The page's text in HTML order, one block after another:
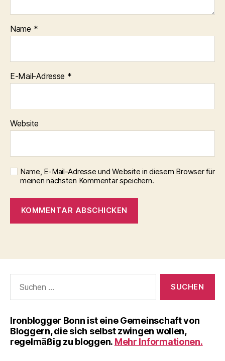
Name *
E-Mail-Adresse *
Website
Name, E-Mail-Adresse und Website in diesem Browser für
meinen nächsten Kommentar speichern.
nach:
Iron­blog­ger Bonn ist eine Gemein­schaft von
Blog­gern, die sich selbst zwin­gen wol­len,
regel­mä­ßig zu blog­gen. Mehr Informationen.